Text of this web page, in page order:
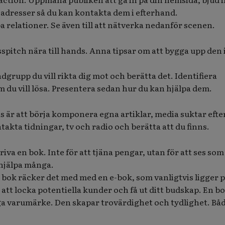
så du kan kontakta dem i efterhand.
relationer. Se även till att nätverka nedanför scenen.
nära till hands. Anna tipsar om att bygga upp den
du vill rikta dig mot och berätta det. Identifiera
du vill lösa. Presentera sedan hur du kan hjälpa dem.
är att börja komponera egna artiklar, media suktar
tidningar, tv och radio och berätta att du finns.
en bok. Inte för att tjäna pengar, utan för att ses
många.
räcker det med med en e-bok, som vanligtvis ligger
locka potentiella kunder och få ut ditt budskap. En
varumärke. Den skapar trovärdighet och tydlighet.